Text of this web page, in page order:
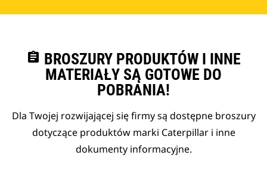
assignment BROSZURY PRODUKTÓW I INNE
MATERIAŁY SĄ GOTOWE DO
POBRANIA!
Dla Twojej rozwijającej się firmy są dostępne broszury
dotyczące produktów marki Caterpillar i inne
dokumenty informacyjne.